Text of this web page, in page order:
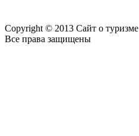
Copyright © 2013 Сайт о туризме
Все права защищены